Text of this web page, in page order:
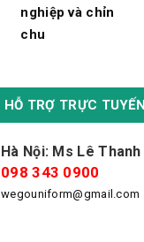
nghiệp và chỉn
chu
HỖ TRỢ TRỰC TUYẾN
Hà Nội: Ms Lê Thanh
098 343 0900
wegouniform@gmail.com